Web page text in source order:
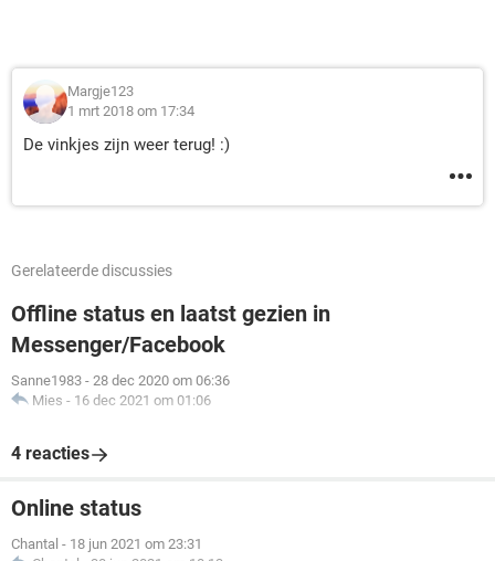
Margje123
1 mrt 2018 om 17:34
De vinkjes zijn weer terug! :)
Gerelateerde discussies
Offline status en laatst gezien in
Messenger/Facebook
Sanne1983 - 28 dec 2020 om 06:36
Mies - 16 dec 2021 om 01:06
4 reacties
Online status
Chantal - 18 jun 2021 om 23:31